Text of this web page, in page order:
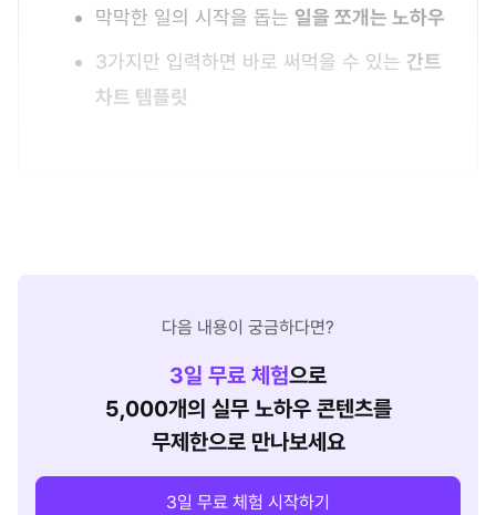
막막한 일의 시작을 돕는 일을 쪼개는 노하우
3가지만 입력하면 바로 써먹을 수 있는 간트
차트 템플릿
다음 내용이 궁금하다면?
3일 무료 체험으로
5,000개의 실무 노하우 콘텐츠를
무제한으로 만나보세요
3일 무료 체험 시작하기